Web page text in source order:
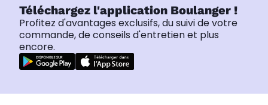
Téléchargez l'application Boulanger !
Profitez d'avantages exclusifs, du suivi de votre
commande, de conseils d'entretien et plus
encore.